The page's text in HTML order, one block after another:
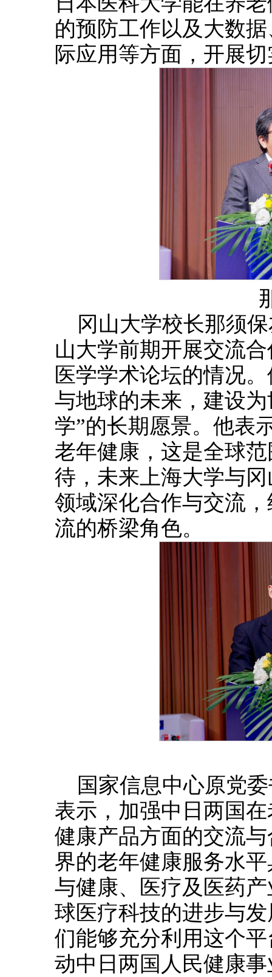
的预防工作以及大数
际应用等方面，开展
冈山大学校长那须
山大学前期开展交流
医学学术论坛的情况
与地球的未来，建设
学”的长期愿景。他表
老年健康，这是全球
待，未来上海大学与
领域深化合作与交流
流的桥梁角色。
国家信息中心原党
表示，加强中日两国
健康产品方面的交流
界的老年健康服务水
与健康、医疗及医药
球医疗科技的进步与
们能够充分利用这个
动中日两国人民健康